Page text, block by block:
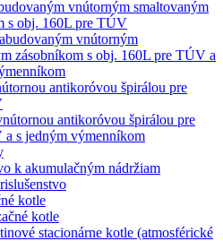
vnútorným smaltovaným
s obj. 160L pre TÚV
vnútorným
zásobníkom s obj. 160L pre TÚV a
antikoróvou špirálou pre
antikoróvou špirálou pre
s jedným výmenníkom
k akumulačným nádržiam
kotle
kotle
stacionárne kotle (atmosférické